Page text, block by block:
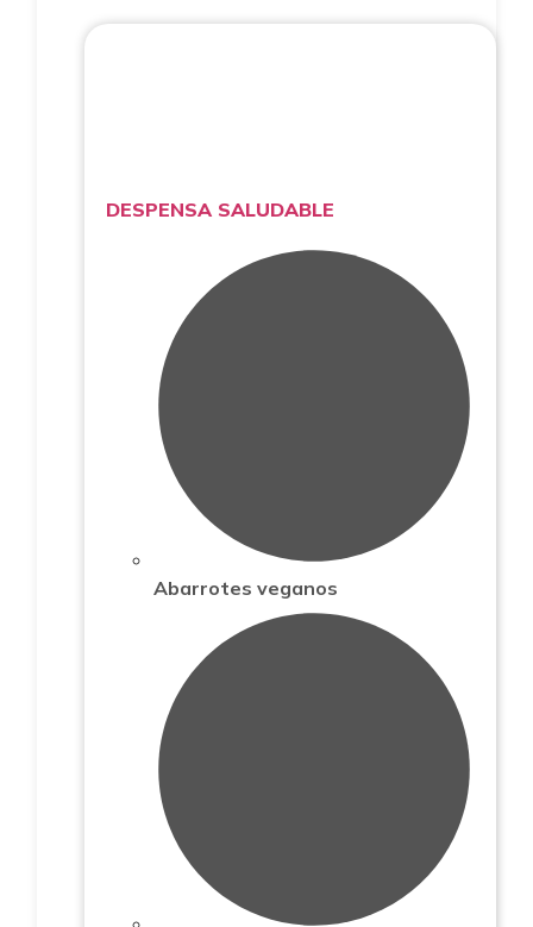
DESPENSA SALUDABLE
Abarrotes veganos